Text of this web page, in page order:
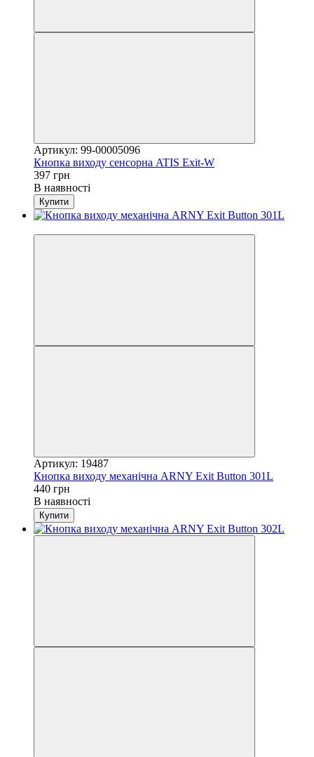
Артикул: 99-00005096
Кнопка виходу сенсорна ATIS Exit-W
397 грн
В наявності
Купити
Артикул: 19487
Кнопка виходу механічна ARNY Exit Button 301L
440 грн
В наявності
Купити